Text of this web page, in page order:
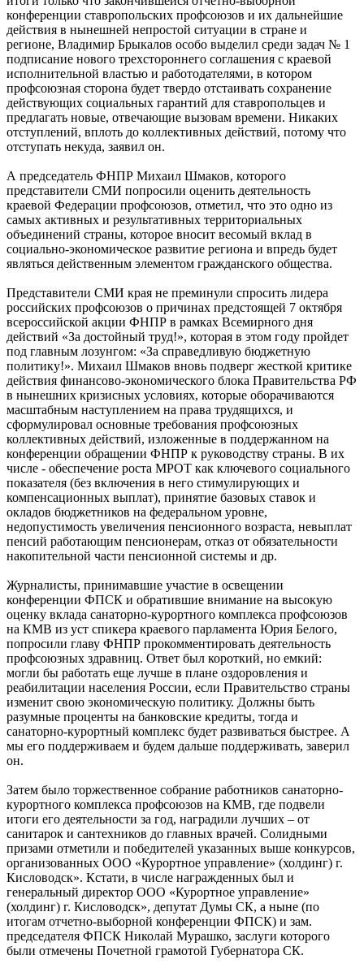
конференции ставропольских профсоюзов и их дальнейшие
действия в нынешней непростой ситуации в стране и
регионе, Владимир Брыкалов особо выделил среди задач № 1
подписание нового трехстороннего соглашения с краевой
исполнительной властью и работодателями, в котором
профсоюзная сторона будет твердо отстаивать сохранение
действующих социальных гарантий для ставропольцев и
предлагать новые, отвечающие вызовам времени. Никаких
отступлений, вплоть до коллективных действий, потому что
отступать некуда, заявил он.
А председатель ФНПР Михаил Шмаков, которого
представители СМИ попросили оценить деятельность
краевой Федерации профсоюзов, отметил, что это одно из
самых активных и результативных территориальных
объединений страны, которое вносит весомый вклад в
социально-экономическое развитие региона и впредь будет
являться действенным элементом гражданского общества.
Представители СМИ края не преминули спросить лидера
российских профсоюзов о причинах предстоящей 7 октября
всероссийской акции ФНПР в рамках Всемирного дня
действий «За достойный труд!», которая в этом году пройдет
под главным лозунгом: «За справедливую бюджетную
политику!». Михаил Шмаков вновь подверг жесткой критике
действия финансово-экономического блока Правительства РФ
в нынешних кризисных условиях, которые оборачиваются
масштабным наступлением на права трудящихся, и
сформулировал основные требования профсоюзных
коллективных действий, изложенные в поддержанном на
конференции обращении ФНПР к руководству страны. В их
числе - обеспечение роста МРОТ как ключевого социального
показателя (без включения в него стимулирующих и
компенсационных выплат), принятие базовых ставок и
окладов бюджетников на федеральном уровне,
недопустимость увеличения пенсионного возраста, невыплат
пенсий работающим пенсионерам, отказ от обязательности
накопительной части пенсионной системы и др.
Журналисты, принимавшие участие в освещении
конференции ФПСК и обратившие внимание на высокую
оценку вклада санаторно-курортного комплекса профсоюзов
на КМВ из уст спикера краевого парламента Юрия Белого,
попросили главу ФНПР прокомментировать деятельность
профсоюзных здравниц. Ответ был короткий, но емкий:
могли бы работать еще лучше в плане оздоровления и
реабилитации населения России, если Правительство страны
изменит свою экономическую политику. Должны быть
разумные проценты на банковские кредиты, тогда и
санаторно-курортный комплекс будет развиваться быстрее. А
мы его поддерживаем и будем дальше поддерживать, заверил
он.
Затем было торжественное собрание работников санаторно-
курортного комплекса профсоюзов на КМВ, где подвели
итоги его деятельности за год, наградили лучших – от
санитарок и сантехников до главных врачей. Солидными
призами отметили и победителей указанных выше конкурсов,
организованных ООО «Курортное управление» (холдинг) г.
Кисловодск». Кстати, в числе награжденных был и
генеральный директор ООО «Курортное управление»
(холдинг) г. Кисловодск», депутат Думы СК, а ныне (по
итогам отчетно-выборной конференции ФПСК) и зам.
председателя ФПСК Николай Мурашко, заслуги которого
были отмечены Почетной грамотой Губернатора СК.